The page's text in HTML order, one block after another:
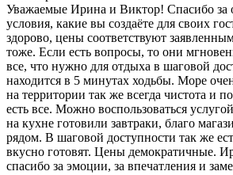
Уважаемые Ирина и Виктор! Спасибо за
условия, какие вы создаёте для своих
здорово, цены соответствуют
тоже. Если есть вопросы, то они
все, что нужно для отдыха в шаговой
находится в 5 минутах ходьбы. Море
на территории так же всегда чистота и
есть все. Можно воспользоваться
на кухне готовили завтраки, благо
рядом. В шаговой доступности так же
вкусно готовят. Цены демократичные.
спасибо за эмоции, за впечатления и